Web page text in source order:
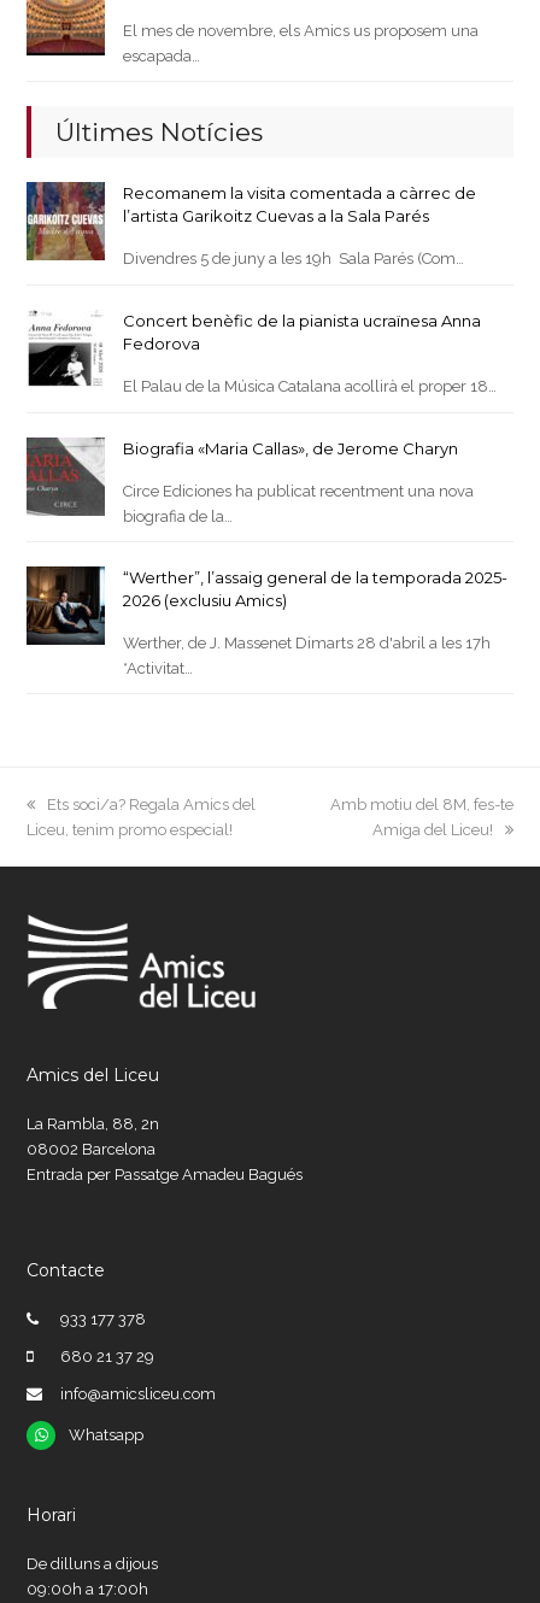
El mes de novembre, els Amics us proposem una
escapada…
Últimes Notícies
Recomanem la visita comentada a càrrec de
l’artista Garikoitz Cuevas a la Sala Parés
Divendres 5 de juny a les 19h Sala Parés (Com…
Concert benèfic de la pianista ucraïnesa Anna
Fedorova
El Palau de la Música Catalana acollirà el proper 18…
Biografia «Maria Callas», de Jerome Charyn
Circe Ediciones ha publicat recentment una nova
biografia de la…
“Werther”, l’assaig general de la temporada 2025-
2026 (exclusiu Amics)
Werther, de J. Massenet Dimarts 28 d'abril a les 17h
*Activitat…
previous
post:
Ets soci/a? Regala Amics del
Liceu, tenim promo especial!
next
Amb motiu del 8M, fes-te
Amiga del Liceu!
Amics del Liceu
La Rambla, 88, 2n
08002 Barcelona
Entrada per Passatge Amadeu Bagués
Contacte
933 177 378
680 21 37 29
info@amicsliceu.com
Whatsapp
Whatsapp
Horari
De dilluns a dijous
09:00h a 17:00h